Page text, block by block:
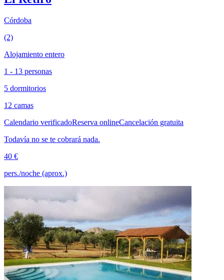
Córdoba
(2)
Alojamiento entero
1 - 13 personas
5 dormitorios
12 camas
Calendario verificadoReserva onlineCancelación gratuita
Todavía no se te cobrará nada.
40 €
pers./noche (aprox.)